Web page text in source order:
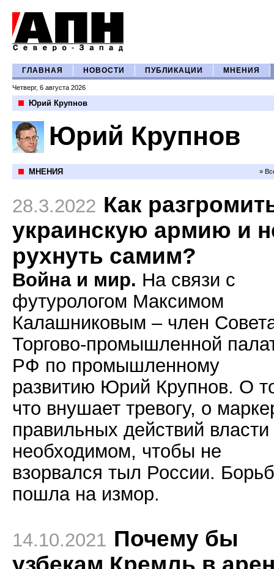
ГЛАВНАЯ НОВОСТИ ПУБЛИКАЦИИ МНЕНИЯ
Четверг, 6 августа 2026
Юрий Крупнов
Юрий Крупнов
МНЕНИЯ »
28.3.2022 Как
украинскую армию и
рухнуть самим?
Война и мир. На связи с
футурологом Максимом
Калашниковым – член
Торгово-промышленной
РФ по промышленному
развитию Юрий Крупнов. О
что внушает тревогу, о
правильных действий
необходимом, чтобы не
взорвался тыл России.
пошла на измор.
14.10.2021 Почему бы